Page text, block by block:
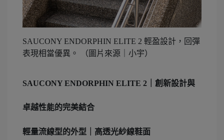
SAUCONY ENDORPHIN ELITE 2 輕盈設計，回彈
表現相當優異。 （圖片來源｜小宇）
SAUCONY ENDORPHIN ELITE 2｜創新設計與
卓越性能的完美結合
輕量流線型的外型｜高透光紗線鞋面